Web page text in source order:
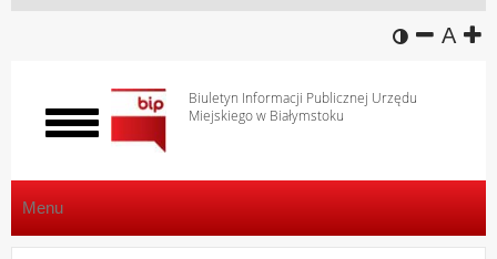
wersja
A
Biuletyn Informacji Publicznej Urzędu
Miejskiego w Białymstoku
Włącz
menu
Menu